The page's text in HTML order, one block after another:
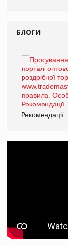
БЛОГИ
Рекомендації